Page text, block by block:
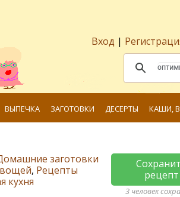
Вход |
ВЫПЕЧКА ЗАГОТОВКИ ДЕСЕРТЫ КАШИ,
заготовки
, Рецепты
кухня
рецепт
3 человек